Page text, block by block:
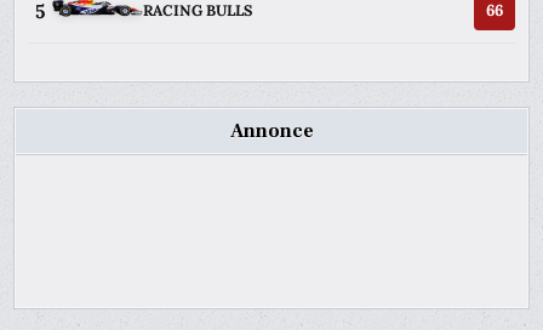
5 RACING BULLS 66
Annonce